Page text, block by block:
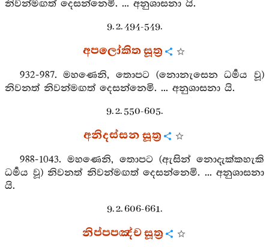
නිවන්මඟත් දෙසන්නෙමි. ... අනුශාසනා යි.
9. 2. 494-549.
අපලෝකිත සූත්‍ර
932-987. මහණෙනි, තොපට (නොනැසෙන ධර්‍මය වූ)
නිවනත් නිවන්මඟත් දෙසන්නෙමි. ... අනුශාසනා යි.
9. 2. 550-605.
අනිදස්සන සූත්‍ර
988-1043. මහණෙනි, තොපට (ඇසින් නොදැක්කහැකි
ධර්‍මය වූ) නිවනත් නිවන්මඟත් දෙසන්නෙමි. ... අනුශාසනා
යි.
9. 2. 606-661.
නිප්පපඤ්ච සූත්‍ර